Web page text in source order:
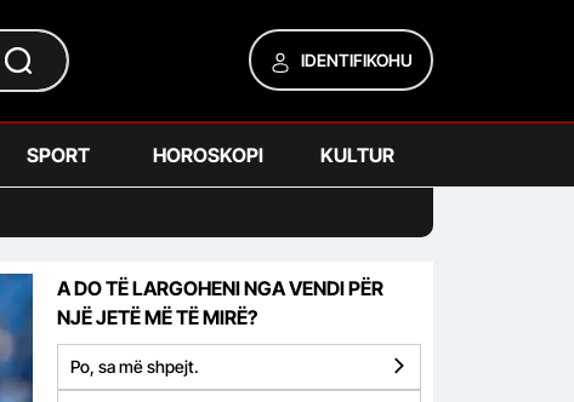
IDENTIFIKOHU
SPORT HOROSKOPI KULTUR
A DO TË LARGOHENI NGA VENDI PËR
NJË JETË MË TË MIRË?
Po, sa më shpejt.